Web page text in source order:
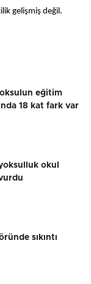
gelişmiş değil.
eğitim
18 kat fark var
okul
sıkıntı